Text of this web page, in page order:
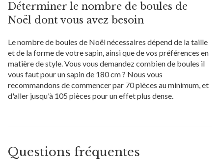
Déterminer le nombre de boules de
Noël dont vous avez besoin
Le nombre de boules de Noël nécessaires dépend de la taille
et de la forme de votre sapin, ainsi que de vos préférences en
matière de style. Vous vous demandez combien de boules il
vous faut pour un sapin de 180 cm ? Nous vous
recommandons de commencer par 70 pièces au minimum, et
d'aller jusqu'à 105 pièces pour un effet plus dense.
Questions fréquentes